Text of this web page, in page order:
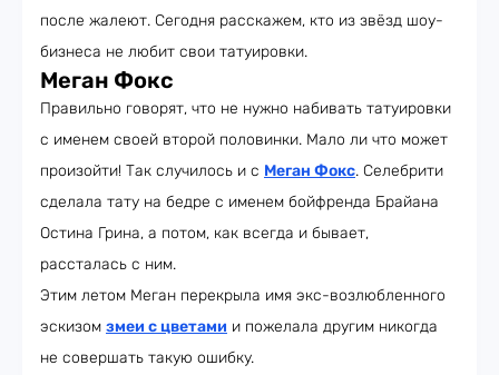
после жалеют. Сегодня расскажем, кто из звёзд шоу-
бизнеса не любит свои татуировки.
Меган Фокс
Правильно говорят, что не нужно набивать татуировки
с именем своей второй половинки. Мало ли что может
произойти! Так случилось и с Меган Фокс. Селебрити
сделала тату на бедре с именем бойфренда Брайана
Остина Грина, а потом, как всегда и бывает,
рассталась с ним.
Этим летом Меган перекрыла имя экс-возлюбленного
эскизом змеи с цветами и пожелала другим никогда
не совершать такую ошибку.